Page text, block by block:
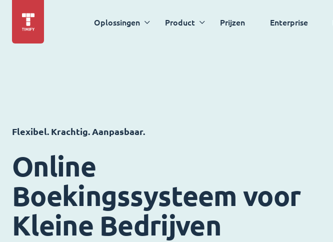
Oplossingen Product Prijzen Enterprise
Flexibel. Krachtig. Aanpasbaar.
Online
Boekingssysteem voor
Kleine Bedrijven